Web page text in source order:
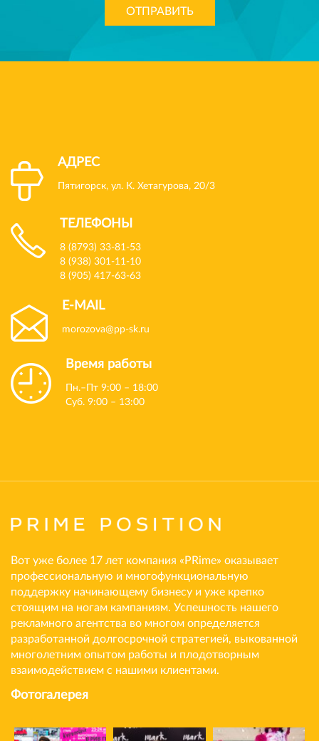
ОТПРАВИТЬ
АДРЕС
Пятигорск, ул. К. Хетагурова, 20/3
ТЕЛЕФОНЫ
8 (8793) 33-81-53
8 (938) 301-11-10
8 (905) 417-63-63
E-MAIL
morozova@pp-sk.ru
Время работы
Пн.–Пт 9:00 – 18:00
Суб. 9:00 – 13:00
Вот уже более 17 лет компания «PRime» оказывает
профессиональную и многофункциональную
поддержку начинающему бизнесу и уже крепко
стоящим на ногам кампаниям. Успешность нашего
рекламного агентства во многом определяется
разработанной долгосрочной стратегией, выкованной
многолетним опытом работы и плодотворным
взаимодействием с нашими клиентами.
Фотогалерея